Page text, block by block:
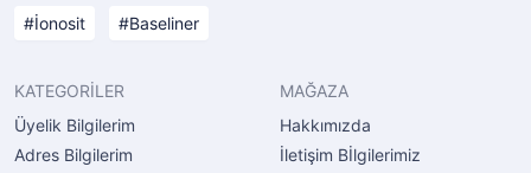
İonosit Baseliner
KATEGORİLER
Üyelik Bilgilerim
Adres Bilgilerim
MAĞAZA
Hakkımızda
İletişim Bİlgilerimiz